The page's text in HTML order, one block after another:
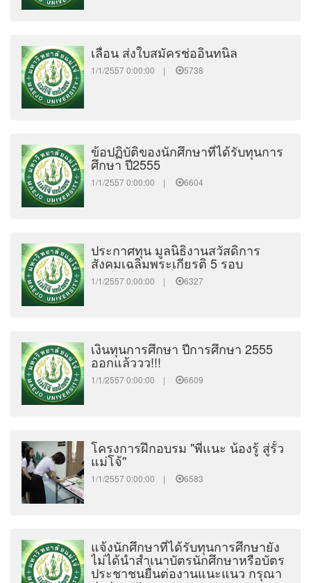
เลื่อน ส่งใบสมัครช่ออินทนิล
1/1/2557 0:00:00 | 5738
ข้อปฏิบัติของนักศึกษาที่ได้รับทุนการ
ศึกษา ปี2555
1/1/2557 0:00:00 | 6604
ประกาศทุน มูลนิธิงานสวัสดิการ
สังคมเฉลิมพระเกียรติ 5 รอบ
1/1/2557 0:00:00 | 6327
เงินทุนการศึกษา ปีการศึกษา 2555
ออกแล้ววว!!!
1/1/2557 0:00:00 | 6609
โครงการฝึกอบรม "พี่แนะ น้องรู้ สู่รั้ว
แม่โจ้"
1/1/2557 0:00:00 | 6583
แจ้งนักศึกษาที่ได้รับทุนการศึกษายัง
ไม่ได้นำสำเนาบัตรนักศึกษาหรือบัตร
ประชาชนยื่นต่องานแนะแนว กรุณา